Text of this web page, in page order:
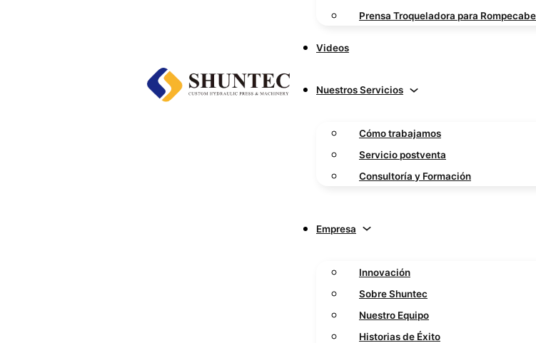
Prensa Troqueladora para
Videos
Nuestros Servicios
Cómo trabajamos
Servicio postventa
Consultoría y Formación
Empresa
Innovación
Sobre Shuntec
Nuestro Equipo
Historias de Éxito